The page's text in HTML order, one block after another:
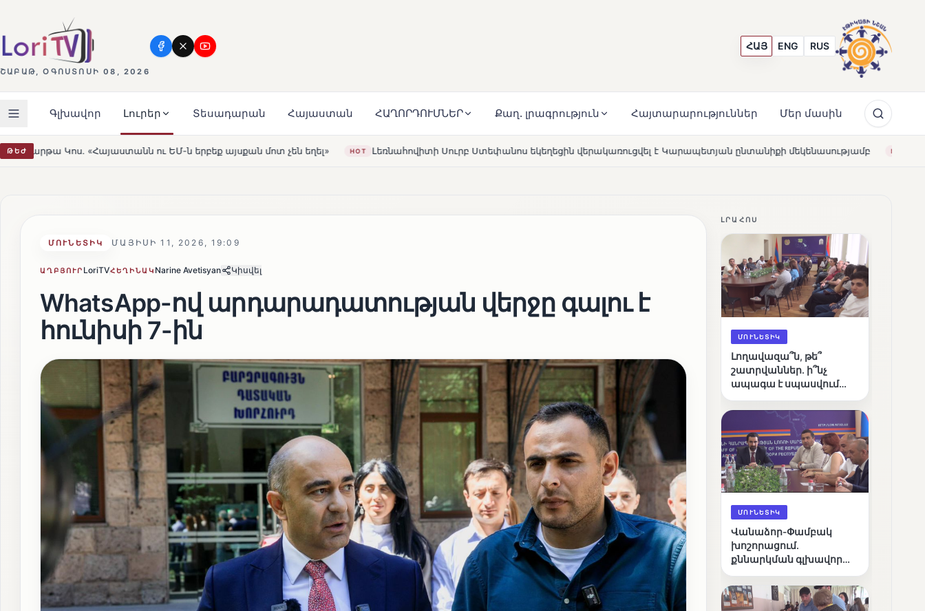
ՇԱԲԱԹ, ՕԳՈՍՏՈՍԻ 08, 2026
ՀԱՅ ENG RUS
Գլխավոր Լուրեր Տեսադարան Հայաստան ՀԱՂՈՐԴՈՒՄՆԵՐ Քաղ. լրագրություն Հայտարարություններ Մեր մասին
ԹԵԺ
ԵՄ-ն երբեք այսքան մոտ չեն եղել» HOT Լեռնահովիտի Սուրբ Ստեփանոս եկեղեցին վերակառուցվել է Կարապետյան ընտանիքի մեկենասությամբ NEWS Լողավազա՞ն, թե՞
ՄՈՒՆԵՏԻԿ ՄԱՅԻՍԻ 11, 2026, 19:09
ԱՂԲՅՈՒՐ LoriTVՀԵՂԻՆԱԿ Narine Avetisyan Կիսվել
WhatsApp-ով արդարադատության վերջը գալու է
հունիսի 7-ին
ԼՐԱՀՈՍ
ՄՈՒՆԵՏԻԿ
Լողավազա՞ն, թե՞
շատրվաններ. ի՞նչ
ապագա է սպասվում
լճին
ՄՈՒՆԵՏԻԿ
Վանաձոր-Փամբակ
խոշորացում.
քննարկման գլխավոր
կառավարո՞ւմ, թե՞
քաղաքական նպատակ